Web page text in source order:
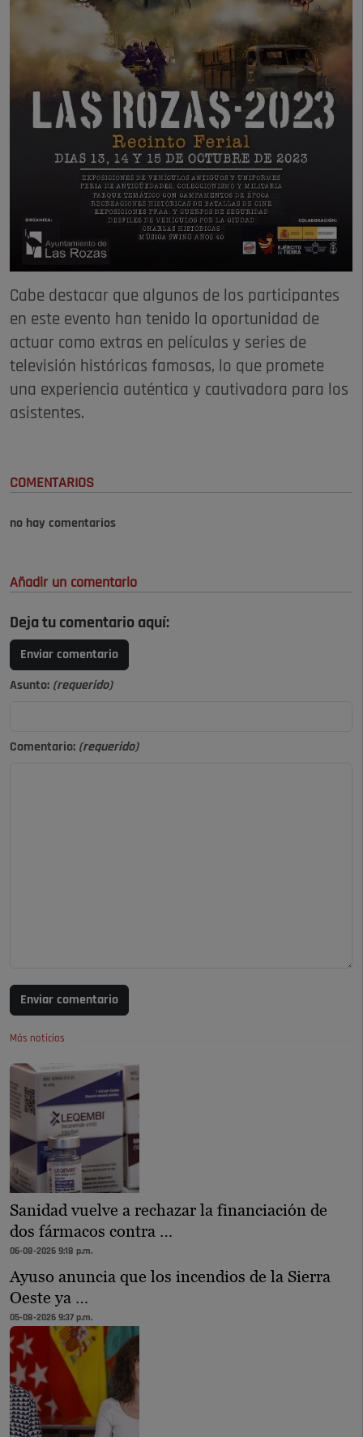
Cabe destacar que algunos de los participantes
en este evento han tenido la oportunidad de
actuar como extras en películas y series de
televisión históricas famosas, lo que promete
una experiencia auténtica y cautivadora para los
asistentes.
COMENTARIOS
no hay comentarios
Añadir un comentario
Deja tu comentario aquí:
Enviar comentario
Asunto: (requerido)
Comentario: (requerido)
Enviar comentario
Más noticias
Sanidad vuelve a rechazar la financiación de
dos fármacos contra …
06-08-2026 9:18 p.m.
Ayuso anuncia que los incendios de la Sierra
Oeste ya …
05-08-2026 9:37 p.m.